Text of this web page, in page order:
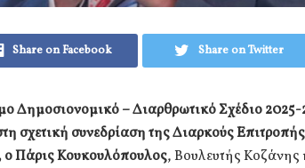
Share on Facebook Share on Twitter
Δημοσιονομικό – Διαρθρωτικό Σχέδιο
σχετική συνεδρίαση της Διαρκούς
Πάρις Κουκουλόπουλος, Βουλευτής Κοζάνης